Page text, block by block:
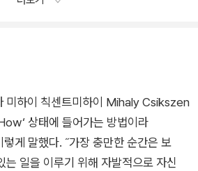
. (…) 에티오피아에서 날씨가 ‘무겁
희박하기보다 오히려 무겁게 가라앉은
들이마시려 해도 폐 속까지 들어오지 않
서는 숨이 차서 헐떡이게 될 줄 알았는
차기도 전에 내 뇌가 먼저 제동을 거는
미하이 칙센트미하이 Mihaly Csikszen
상태에 들어가는 방법이라
게 말했다. ˝가장 충만한 순간은 보
는 일을 이루기 위해 자발적으로 자신